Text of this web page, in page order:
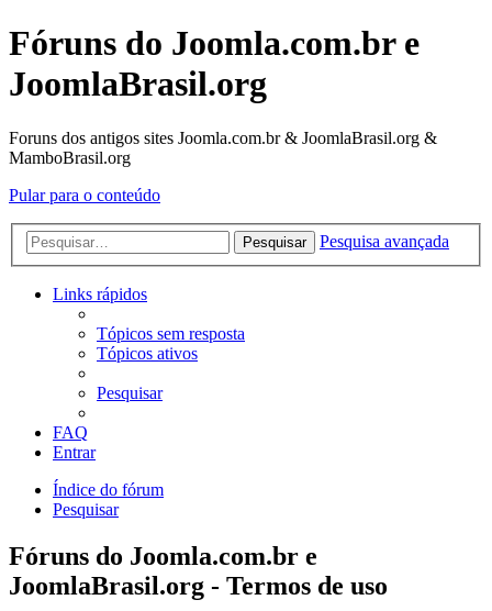
Fóruns do Joomla.com.br e
JoomlaBrasil.org
Foruns dos antigos sites Joomla.com.br & JoomlaBrasil.org &
MamboBrasil.org
Pular para o conteúdo
Pesquisar Pesquisa avançada
Links rápidos
Tópicos sem resposta
Tópicos ativos
Pesquisar
FAQ
Entrar
Índice do fórum
Pesquisar
Fóruns do Joomla.com.br e
JoomlaBrasil.org - Termos de uso